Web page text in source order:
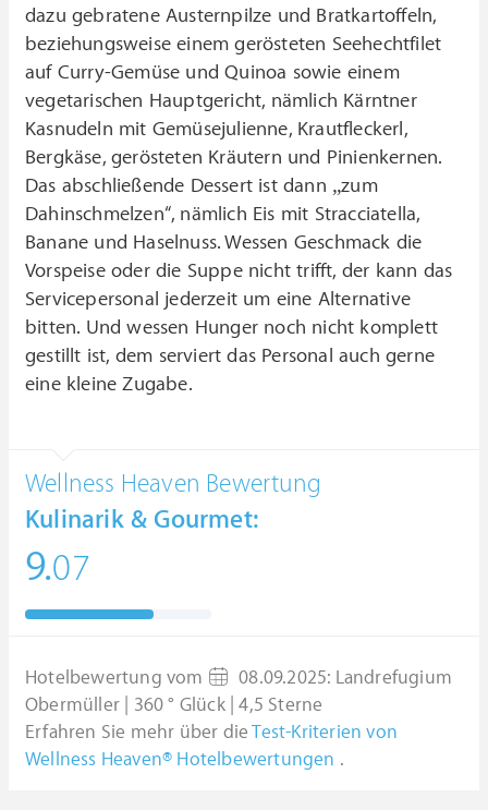
dazu gebratene Austernpilze und Bratkartoffeln,
beziehungsweise einem gerösteten Seehechtfilet
auf Curry-Gemüse und Quinoa sowie einem
vegetarischen Hauptgericht, nämlich Kärntner
Kasnudeln mit Gemüsejulienne, Krautfleckerl,
Bergkäse, gerösteten Kräutern und Pinienkernen.
Das abschließende Dessert ist dann „zum
Dahinschmelzen“, nämlich Eis mit Stracciatella,
Banane und Haselnuss. Wessen Geschmack die
Vorspeise oder die Suppe nicht trifft, der kann das
Servicepersonal jederzeit um eine Alternative
bitten. Und wessen Hunger noch nicht komplett
gestillt ist, dem serviert das Personal auch gerne
eine kleine Zugabe.
Wellness Heaven Bewertung
Kulinarik & Gourmet:
9.07
Hotelbewertung vom 08.09.2025: Landrefugium
Obermüller | 360 ° Glück | 4,5 Sterne
Erfahren Sie mehr über dieTest-Kriterien von
Wellness Heaven® Hotelbewertungen .